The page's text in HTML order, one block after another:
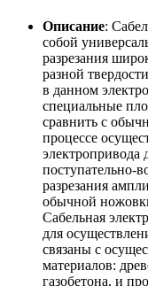
Описание:
собой
разрезания
разной
в данном
специальные
сравнить с
процессе
электропривода
поступательно-
разрезания
обычной
Сабельная
для
связаны с
материалов:
газобетона, и